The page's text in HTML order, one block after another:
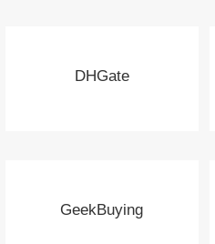
DHGate
GeekBuying